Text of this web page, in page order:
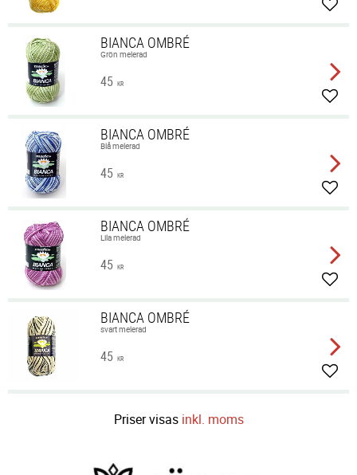
BIANCA OMBRÉ
Grön melerad
45 KR
BIANCA OMBRÉ
Blå melerad
45 KR
BIANCA OMBRÉ
Lila melerad
45 KR
BIANCA OMBRÉ
svart melerad
45 KR
Priser visas inkl. moms